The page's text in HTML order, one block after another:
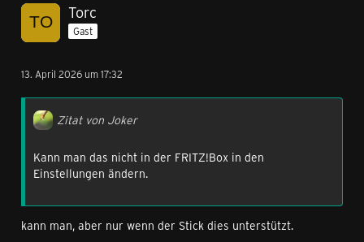
Torc
Gast
13. April 2026 um 17:32
Zitat von Joker
Kann man das nicht in der FRITZ!Box in den
Einstellungen ändern.
kann man, aber nur wenn der Stick dies unterstützt.